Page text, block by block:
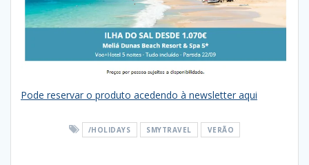
Pode reservar o produto acedendo à newsletter aqui
/HOLIDAYS SMYTRAVEL VERÃO